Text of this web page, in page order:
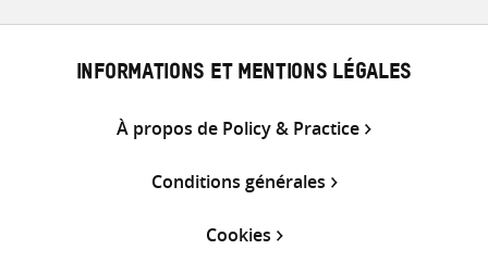
INFORMATIONS ET MENTIONS LÉGALES
À propos de Policy & Practice
Conditions générales
Cookies